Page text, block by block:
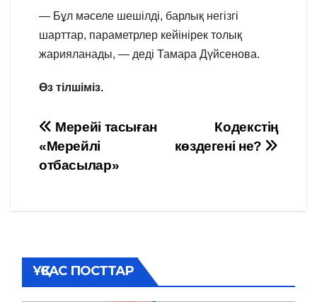
— Бұл мәселе шешілді, барлық негізгі
шарттар, параметрлер кейінірек толық
жарияланады, — деді Тамара Дүйсенова.
Өз тілшіміз.
Навигация
по
Кодекстің
көздегені не?
Мерейі тасыған
«Мерейлі
отбасылар»
ҰҚСАС ПОСТТАР